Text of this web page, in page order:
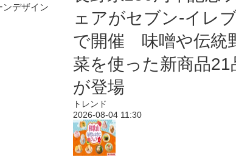
デザイン
ェアがセブン-イレ
で開催 味噌や伝統
菜を使った新商品21
が登場
トレンド
2026-08-04 11:30